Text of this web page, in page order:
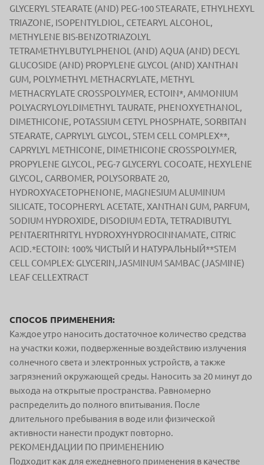
GLYCERYL STEARATE (AND) PEG-100 STEARATE, ETHYLHEXYL
TRIAZONE, ISOPENTYLDIOL, CETEARYL ALCOHOL,
METHYLENE BIS-BENZOTRIAZOLYL
TETRAMETHYLBUTYLPHENOL (AND) AQUA (AND) DECYL
GLUCOSIDE (AND) PROPYLENE GLYCOL (AND) XANTHAN
GUM, POLYMETHYL METHACRYLATE, METHYL
METHACRYLATE CROSSPOLYMER, ECTOIN*, AMMONIUM
POLYACRYLOYLDIMETHYL TAURATE, PHENOXYETHANOL,
DIMETHICONE, POTASSIUM CETYL PHOSPHATE, SORBITAN
STEARATE, CAPRYLYL GLYCOL, STEM CELL COMPLEX**,
CAPRYLYL METHICONE, DIMETHICONE CROSSPOLYMER,
PROPYLENE GLYCOL, PEG-7 GLYCERYL COCOATE, HEXYLENE
GLYCOL, CARBOMER, POLYSORBATE 20,
HYDROXYACETOPHENONE, MAGNESIUM ALUMINUM
SILICATE, TOCOPHERYL ACETATE, XANTHAN GUM, PARFUM,
SODIUM HYDROXIDE, DISODIUM EDTA, TETRADIBUTYL
PENTAERITHRITYL HYDROXYHYDROCINNAMATE, CITRIC
ACID.*ECTOIN: 100% ЧИСТЫЙ И НАТУРАЛЬНЫЙ**STEM
CELL COMPLEX: GLYCERIN,JASMINUM SAMBAC (JASMINE)
LEAF CELLEXTRACT
СПОСОБ ПРИМЕНЕНИЯ:
Каждое утро наносить достаточное количество средства
на участки кожи, подверженные воздействию излучения
солнечного света и электронных устройств, а также
загрязнений окружающей среды. Наносить за 20 минут до
выхода на открытые пространства. Равномерно
распределить до полного впитывания. После
длительного пребывания в воде или физической
активности нанести продукт повторно.
РЕКОМЕНДАЦИИ ПО ПРИМЕНЕНИЮ
Подходит как для ежедневного применения в качестве